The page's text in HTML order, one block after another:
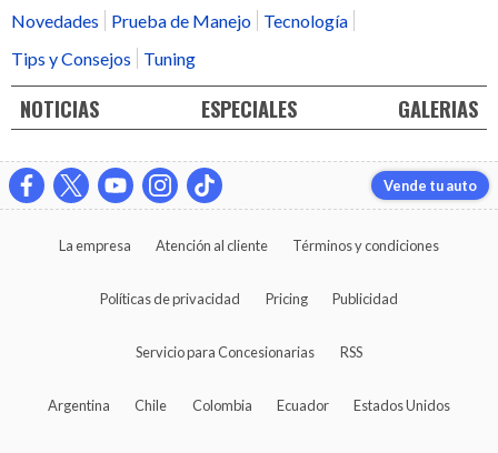
Novedades
Prueba de Manejo
Tecnología
Tips y Consejos
Tuning
NOTICIAS ESPECIALES GALERIAS
Vende tu auto
La empresa Atención al cliente Términos y condiciones
Políticas de privacidad Pricing Publicidad
Servicio para Concesionarias RSS
Argentina Chile Colombia Ecuador Estados Unidos